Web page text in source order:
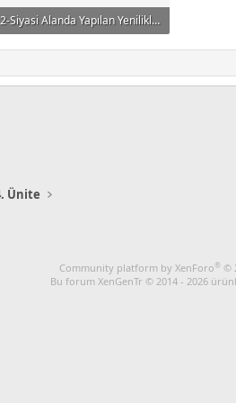
2-Siyasi Alanda Yapılan Yenilikler CEVAP.pdf
589.4 KB · Görüntüleme: 84
Ünite
Community platform by XenForo® ©
Bu forum XenGenTr © 2014 - 2026